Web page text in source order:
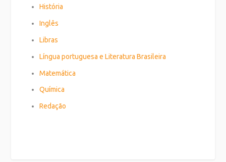
História
Inglês
Libras
Língua portuguesa e Literatura Brasileira
Matemática
Química
Redação